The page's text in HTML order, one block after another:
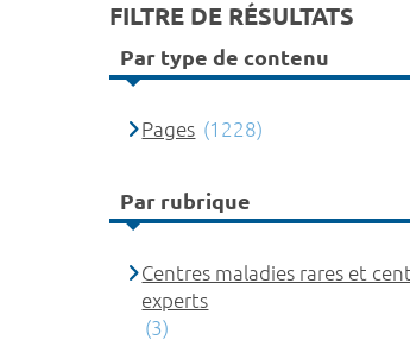
FILTRE DE RÉSULTATS
Par type de contenu
Pages (1228)
Par rubrique
Centres maladies rares et
experts
(3)